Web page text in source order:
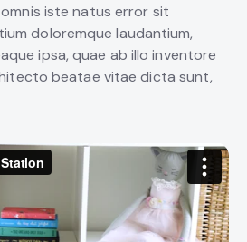
iste natus error sit
doloremque laudantium,
ipsa, quae ab illo inventore
beatae vitae dicta sunt,